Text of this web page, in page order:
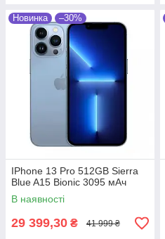
Новинка –30%
IPhone 13 Pro 512GB Sierra
Blue A15 Bionic 3095 мАч
В наявності
29 399,30 ₴ 41 999 ₴